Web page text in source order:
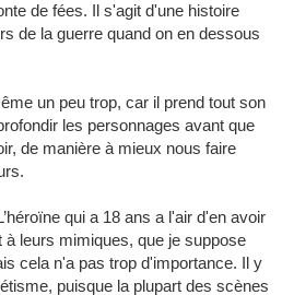
de fées. Il s'agit d'une histoire
de la guerre quand on en dessous
un peu trop, car il prend tout son
les personnages avant que
de manière à mieux nous faire
qui a 18 ans a l'air d'en avoir
leurs mimiques, que je suppose
cela n'a pas trop d'importance. Il y
puisque la plupart des scènes